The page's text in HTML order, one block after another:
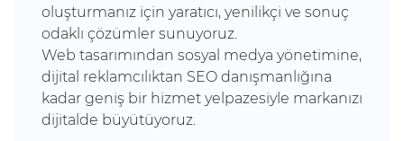
oluşturmanız için yaratıcı, yenilikçi ve sonuç
odaklı çözümler sunuyoruz.
Web tasarımından sosyal medya yönetimine,
dijital reklamcılıktan SEO danışmanlığına
kadar geniş bir hizmet yelpazesiyle markanızı
dijitalde büyütüyoruz.